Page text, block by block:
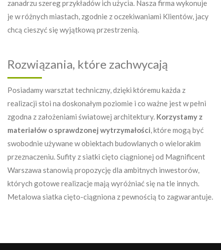
zanadrzu szereg przykładów ich użycia. Nasza firma wykonuje
je w różnych miastach, zgodnie z oczekiwaniami Klientów, jacy
chcą cieszyć się wyjątkową przestrzenią.
Rozwiązania, które zachwycają
Posiadamy warsztat techniczny, dzięki któremu każda z
realizacji stoi na doskonałym poziomie i co ważne jest w pełni
zgodna z założeniami światowej architektury. Korzystamy z
materiałów o sprawdzonej wytrzymałości, które mogą być
swobodnie używane w obiektach budowlanych o wielorakim
przeznaczeniu. Sufity z siatki cięto ciągnionej od Magnificent
Warszawa stanowią propozycję dla ambitnych inwestorów,
których gotowe realizacje mają wyróżniać się na tle innych.
Metalowa siatka cięto-ciągniona z pewnością to zagwarantuje.